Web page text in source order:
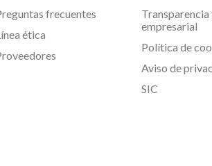
frecuentes
ética
Transparencia
empresarial
Política de
Aviso de
SIC